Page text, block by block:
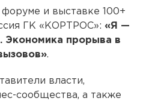
и выставке 100+
ГК «КОРТРОС»: «Я —
Экономика прорыва в
.
власти,
сообщества, а также